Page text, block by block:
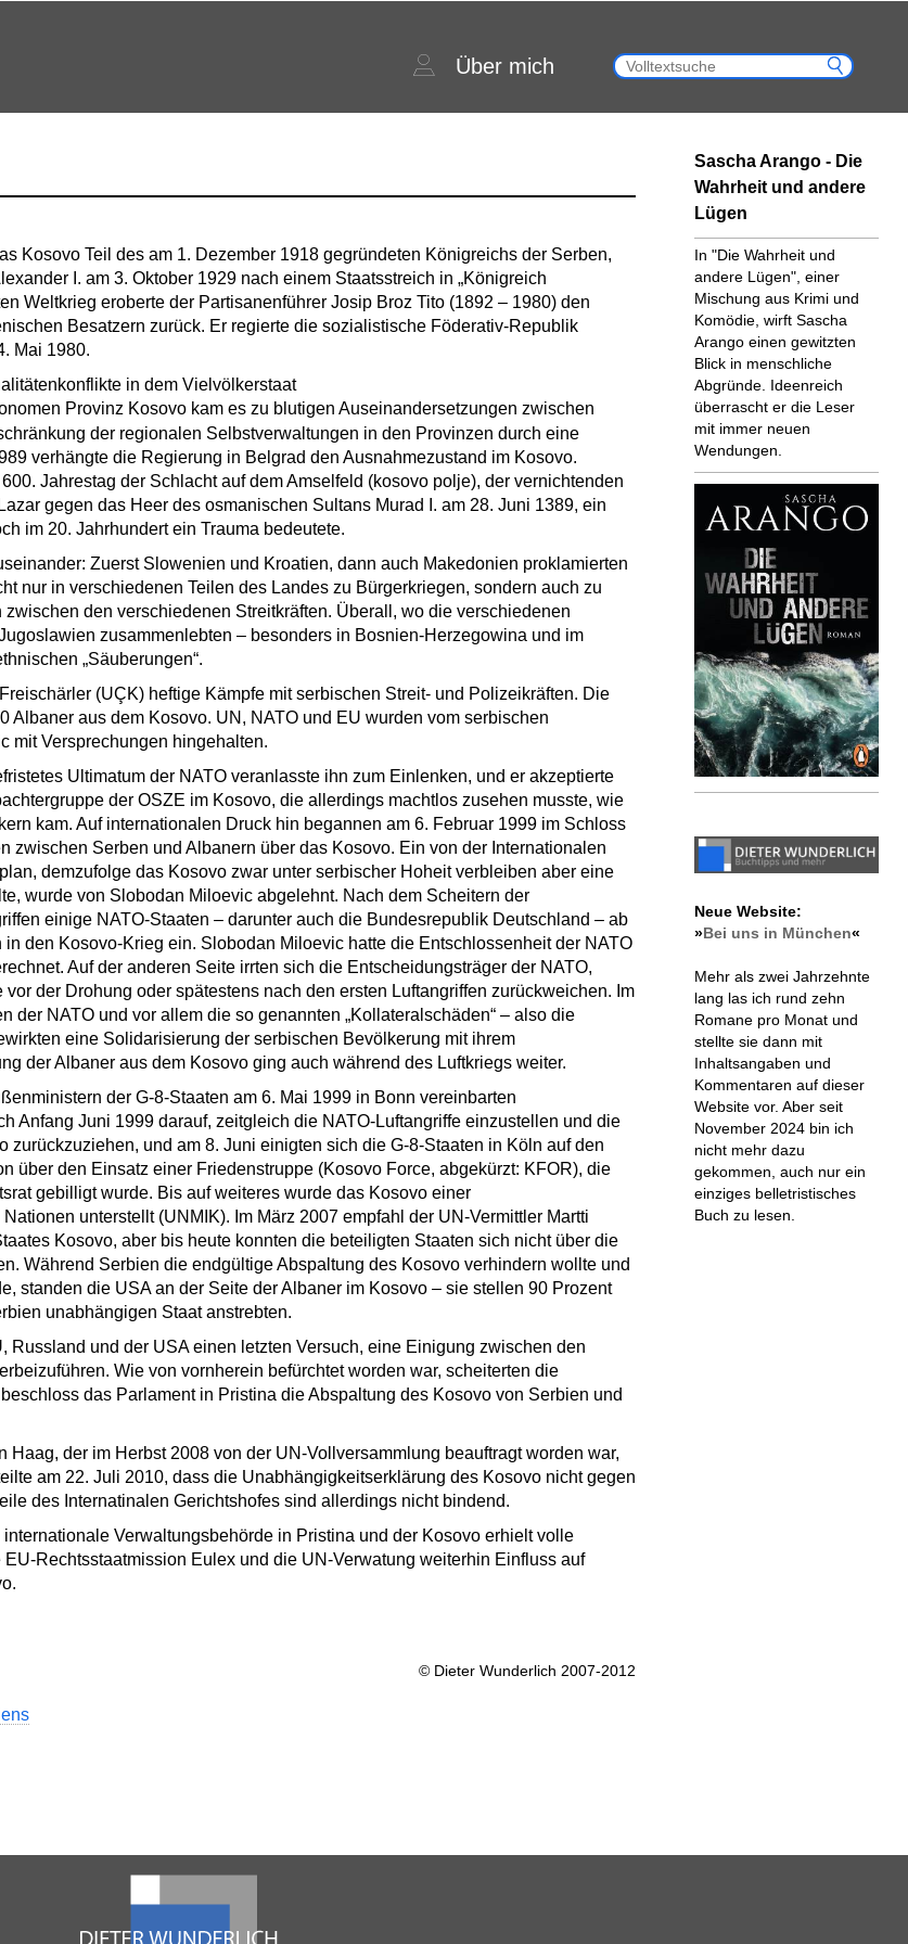
Über mich
Kosovo Teil des am 1. Dezember 1918 gegründeten Königreichs der Serben,
I. am 3. Oktober 1929 nach einem Staatsstreich in „Königreich
Weltkrieg eroberte der Partisanenführer Josip Broz Tito (1892 – 1980) den
Besatzern zurück. Er regierte die sozialistische Föderativ-Republik
Mai 1980.
in dem Vielvölkerstaat
Provinz Kosovo kam es zu blutigen Auseinandersetzungen zwischen
der regionalen Selbstverwaltungen in den Provinzen durch eine
verhängte die Regierung in Belgrad den Ausnahmezustand im Kosovo.
Jahrestag der Schlacht auf dem Amselfeld (kosovo polje), der vernichtenden
gegen das Heer des osmanischen Sultans Murad I. am 28. Juni 1389, ein
im 20. Jahrhundert ein Trauma bedeutete.
Zuerst Slowenien und Kroatien, dann auch Makedonien proklamierten
nur in verschiedenen Teilen des Landes zu Bürgerkriegen, sondern auch zu
den verschiedenen Streitkräften. Überall, wo die verschiedenen
zusammenlebten – besonders in Bosnien-Herzegowina und im
„Säuberungen“.
(UÇK) heftige Kämpfe mit serbischen Streit- und Polizeikräften. Die
Albaner aus dem Kosovo. UN, NATO und EU wurden vom serbischen
mit Versprechungen hingehalten.
Ultimatum der NATO veranlasste ihn zum Einlenken, und er akzeptierte
der OSZE im Kosovo, die allerdings machtlos zusehen musste, wie
kam. Auf internationalen Druck hin begannen am 6. Februar 1999 im Schloss
zwischen Serben und Albanern über das Kosovo. Ein von der Internationalen
demzufolge das Kosovo zwar unter serbischer Hoheit verbleiben aber eine
wurde von Slobodan Miloevic abgelehnt. Nach dem Scheitern der
einige NATO-Staaten – darunter auch die Bundesrepublik Deutschland – ab
den Kosovo-Krieg ein. Slobodan Miloevic hatte die Entschlossenheit der NATO
Auf der anderen Seite irrten sich die Entscheidungsträger der NATO,
vor der Drohung oder spätestens nach den ersten Luftangriffen zurückweichen. Im
der NATO und vor allem die so genannten „Kollateralschäden“ – also die
eine Solidarisierung der serbischen Bevölkerung mit ihrem
der Albaner aus dem Kosovo ging auch während des Luftkriegs weiter.
der G-8-Staaten am 6. Mai 1999 in Bonn vereinbarten
Anfang Juni 1999 darauf, zeitgleich die NATO-Luftangriffe einzustellen und die
zurückzuziehen, und am 8. Juni einigten sich die G-8-Staaten in Köln auf den
über den Einsatz einer Friedenstruppe (Kosovo Force, abgekürzt: KFOR), die
gebilligt wurde. Bis auf weiteres wurde das Kosovo einer
unterstellt (UNMIK). Im März 2007 empfahl der UN-Vermittler Martti
Kosovo, aber bis heute konnten die beteiligten Staaten sich nicht über die
Während Serbien die endgültige Abspaltung des Kosovo verhindern wollte und
standen die USA an der Seite der Albaner im Kosovo – sie stellen 90 Prozent
unabhängigen Staat anstrebten.
Russland und der USA einen letzten Versuch, eine Einigung zwischen den
Wie von vornherein befürchtet worden war, scheiterten die
das Parlament in Pristina die Abspaltung des Kosovo von Serbien und
Haag, der im Herbst 2008 von der UN-Vollversammlung beauftragt worden war,
am 22. Juli 2010, dass die Unabhängigkeitserklärung des Kosovo nicht gegen
des Internatinalen Gerichtshofes sind allerdings nicht bindend.
Verwaltungsbehörde in Pristina und der Kosovo erhielt volle
Rechtsstaatmission Eulex und die UN-Verwatung weiterhin Einfluss auf
© Dieter Wunderlich 2007-2012
Sascha Arango - Die
Wahrheit und andere
Lügen
In "Die Wahrheit und
andere Lügen", einer
Mischung aus Krimi und
Komödie, wirft Sascha
Arango einen gewitzten
Blick in menschliche
Abgründe. Ideenreich
überrascht er die Leser
mit immer neuen
Wendungen.
Neue Website:
»Bei uns in München«
Mehr als zwei Jahrzehnte
lang las ich rund zehn
Romane pro Monat und
stellte sie dann mit
Inhaltsangaben und
Kommentaren auf dieser
Website vor. Aber seit
November 2024 bin ich
nicht mehr dazu
gekommen, auch nur ein
einziges belletristisches
Buch zu lesen.